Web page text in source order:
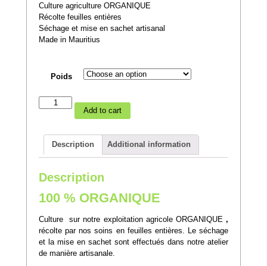
Culture agriculture ORGANIQUE
Récolte feuilles entières
Séchage et mise en sachet artisanal
Made in Mauritius
Poids
Tisane
quantity
Add to cart
Description Additional information
Description
100 % ORGANIQUE
Culture sur notre exploitation agricole ORGANIQUE ,
récolte par nos soins en feuilles entières. Le séchage
et la mise en sachet sont effectués dans notre atelier
de manière artisanale.